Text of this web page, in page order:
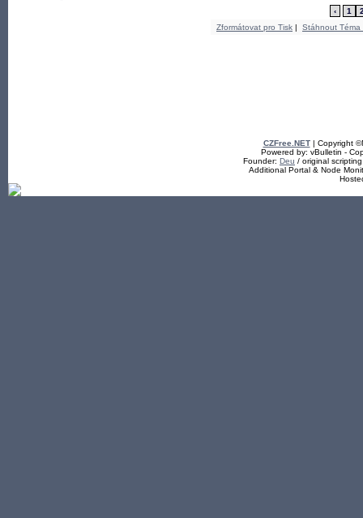
‹ 1
Zformátovat pro Tisk | Stáhnout Téma
CZFree.NET| Copyright
Powered by: vBulletin -
Founder: Deu / original
Additional Portal & Node